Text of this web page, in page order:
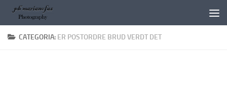
Salta al contenuto
CATEGORIA: ER POSTORDRE BRUD VERDT DET